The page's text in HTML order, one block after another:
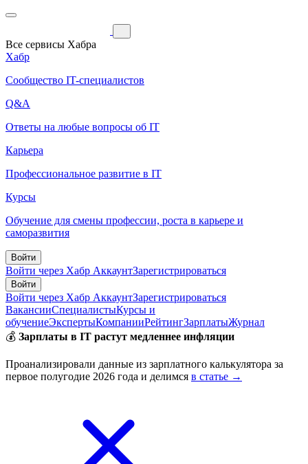
Все сервисы Хабра
Хабр
Сообщество IT-специалистов
Q&A
Ответы на любые вопросы об IT
Карьера
Профессиональное развитие в IT
Курсы
Обучение для смены профессии, роста в карьере и
саморазвития
Войти
Войти через Хабр АккаунтЗарегистрироваться
Войти
Войти через Хабр АккаунтЗарегистрироваться
ВакансииСпециалистыКурсы и
обучениеЭкспертыКомпанииРейтингЗарплатыЖурнал
💰 Зарплаты в IT растут медленнее инфляции
Проанализировали данные из зарплатного калькулятора за
первое полугодие 2026 года и делимся в статье →